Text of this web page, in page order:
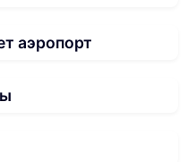
аэропорт